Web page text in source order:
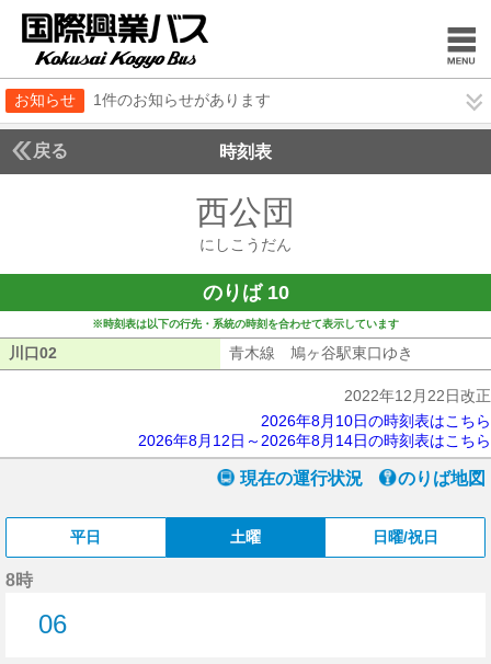
お知らせ 1件のお知らせがあります
戻る 時刻表
西公団
にしこうだん
のりば 10
※時刻表は以下の行先・系統の時刻を合わせて表示しています
川口02 青木線 鳩ヶ谷駅東口ゆき
2022年12月22日改正
2026年8月10日の時刻表はこちら
2026年8月12日～2026年8月14日の時刻表はこちら
現在の運行状況 のりば地図
平日 土曜 日曜/祝日
8時
06